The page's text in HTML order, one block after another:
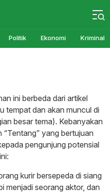
Politik Ekonomi Kriminal
ini berbeda dari artikel
tempat dan akan muncul di
besar tema). Kebanyakan
yang bertujuan
pengunjung potensial
kurir bersepeda di siang
menjadi seorang aktor, dan